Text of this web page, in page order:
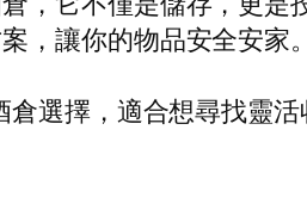
，讓你的物品安全安家。
選擇，適合想尋找靈